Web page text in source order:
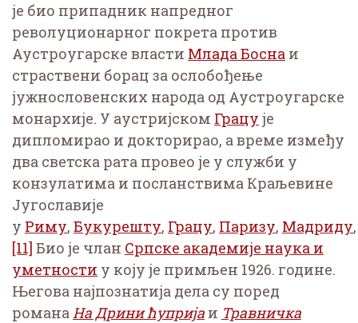
је био припадник напредног
револуционарног покрета против
Аустроугарске власти Млада Босна и
страствени борац за ослобођење
јужнословенских народа од Аустроугарске
монархије. У аустријском Грацу је
дипломирао и докторирао, а време између
два светска рата провео је у служби у
конзулатима и посланствима Краљевине
Југославије
у Риму, Букурешту, Грацу, Паризу, Мадриду
[11] Био је члан Српске академије наука и
уметности у коју је примљен 1926. године.
Његова најпознатија дела су поред
романаНа Дрини ћуприја и Травничка